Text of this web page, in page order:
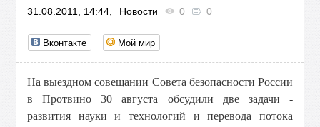
31.08.2011, 14:44, Новости 0 0
Вконтакте Мой мир
На выездном совещании Совета безопасности России
в Протвино 30 августа обсудили две задачи -
развития науки и технологий и перевода потока